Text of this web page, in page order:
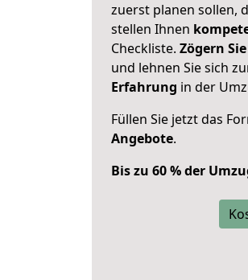
zuerst planen sollen,
stellen Ihnen
Checkliste. Zögern
und lehnen Sie sich
Erfahrung in der
Füllen Sie jetzt das
Angebote.
Bis zu 60 % der